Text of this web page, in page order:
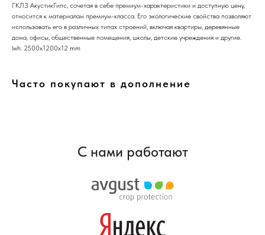
ГКЛЗ АкустикГипс, сочетая в себе премиум-характеристики и доступную цену,
относится к материалам премиум-класса. Его экологические свойства позволяют
использовать его в различных типах строений, включая квартиры, деревянные
дома, офисы, общественные помещения, школы, детские учреждения и другие.
lwh: 2500x1200x12 mm
Часто покупают в дополнение
С нами работают